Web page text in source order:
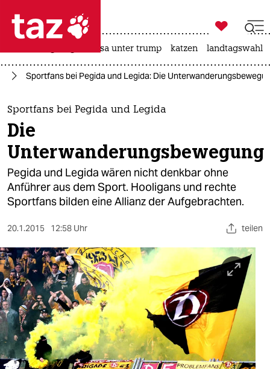
 taz zahl ich
taz zahl ich
themen
politik
öko
gesellschaft
sport
berlin
nord
wahrheit
verlag

taz zahl ich
usa unter trump katzen landtagswahl
Sportfans bei Pegida und Legida: Die
Sportfans bei Pegida und Legida
Die
Unterwanderungsbewegung
Pegida und Legida wären nicht denkbar ohne
Anführer aus dem Sport. Hooligans und rechte
Sportfans bilden eine Allianz der Aufgebrachten.
20.1.2015 12:58 Uhr teilen